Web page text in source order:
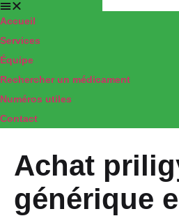
Accueil
Services
Équipe
Rechercher un médicament
Numéros utiles
Contact
Achat
générique